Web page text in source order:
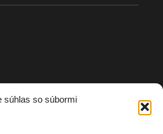
súhlas so súbormi
podmienky